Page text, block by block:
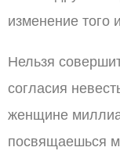
изменение того
Нельзя
согласия
женщине
посвящаешься